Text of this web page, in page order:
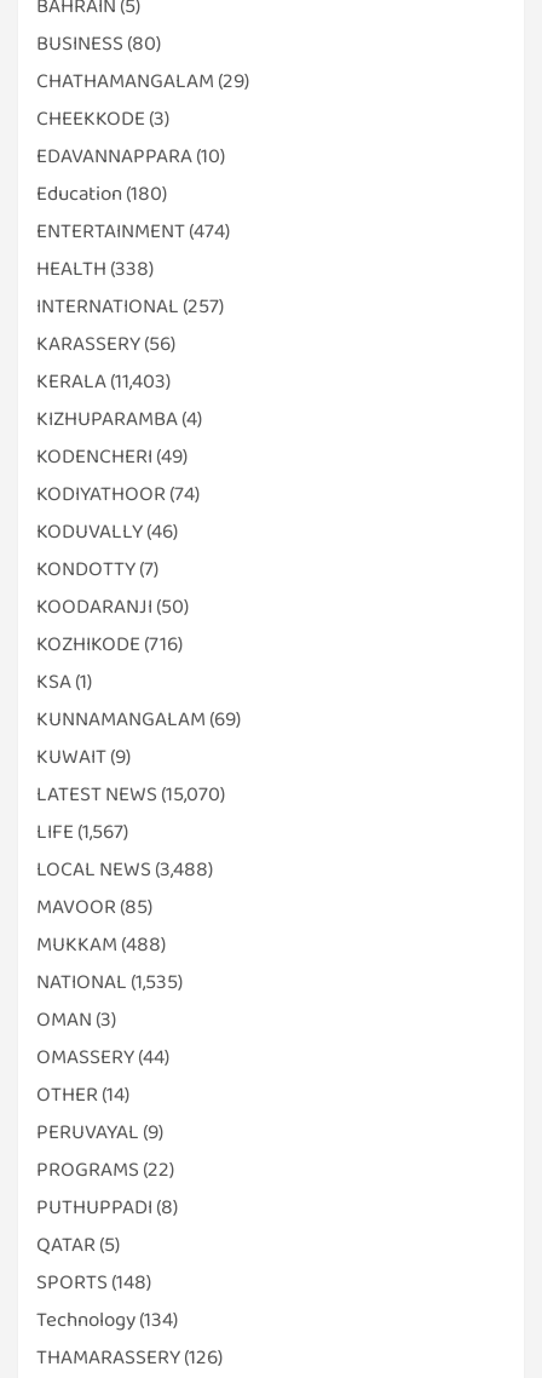
BUSINESS (80)
CHATHAMANGALAM (29)
CHEEKKODE (3)
EDAVANNAPPARA(10)
Education (180)
ENTERTAINMENT(474)
HEALTH (338)
INTERNATIONAL (257)
KARASSERY(56)
KERALA(11,403)
KIZHUPARAMBA(4)
KODENCHERI (49)
KODIYATHOOR (74)
KODUVALLY(46)
KONDOTTY(7)
KOODARANJI (50)
KOZHIKODE (716)
KSA(1)
KUNNAMANGALAM (69)
KUWAIT(9)
LATEST NEWS (15,070)
LIFE (1,567)
LOCAL NEWS (3,488)
MAVOOR (85)
MUKKAM (488)
NATIONAL (1,535)
OMAN (3)
OMASSERY(44)
OTHER (14)
PERUVAYAL (9)
PROGRAMS (22)
PUTHUPPADI (8)
QATAR (5)
SPORTS (148)
Technology(134)
THAMARASSERY(126)